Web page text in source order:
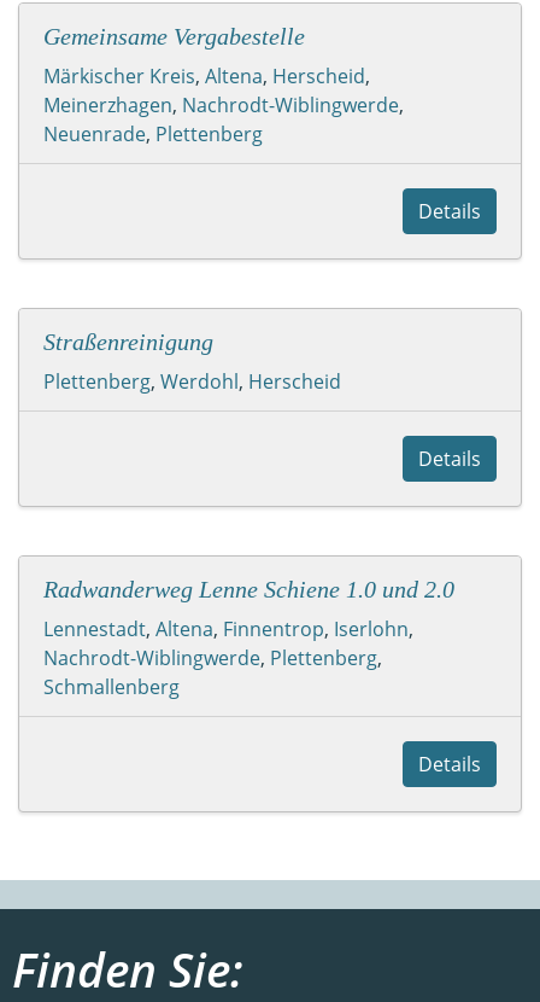
Gemeinsame Vergabestelle
Märkischer Kreis, Altena, Herscheid,
Meinerzhagen, Nachrodt-Wiblingwerde,
Neuenrade, Plettenberg
Details
Straßenreinigung
Plettenberg, Werdohl, Herscheid
Details
Radwanderweg Lenne Schiene 1.0 und 2.0
Lennestadt, Altena, Finnentrop, Iserlohn,
Nachrodt-Wiblingwerde, Plettenberg,
Schmallenberg
Details
Finden Sie: